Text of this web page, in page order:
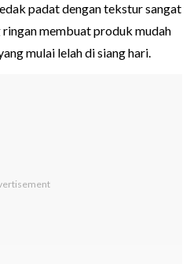
padat dengan tekstur sangat
ringan membuat produk mudah
mulai lelah di siang hari.